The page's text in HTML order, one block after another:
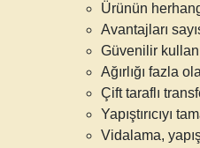
Ürünün
Avantajları
Güvenilir
Ağırlığı fazla
Çift taraflı
Yapıştırıcıyı
Vidalama,